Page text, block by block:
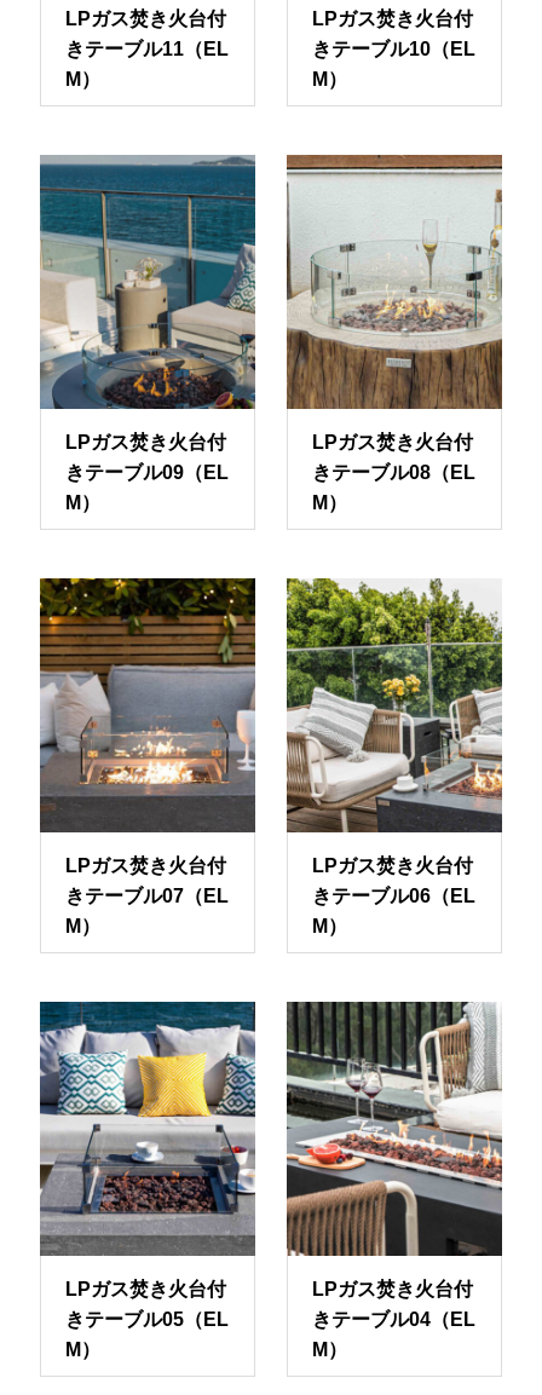
LPガス焚き火台付
きテーブル11（EL
M）
LPガス焚き火台付
きテーブル10（EL
M）
LPガス焚き火台付
きテーブル09（EL
M）
LPガス焚き火台付
きテーブル08（EL
M）
LPガス焚き火台付
きテーブル07（EL
M）
LPガス焚き火台付
きテーブル06（EL
M）
LPガス焚き火台付
きテーブル05（EL
M）
LPガス焚き火台付
きテーブル04（EL
M）